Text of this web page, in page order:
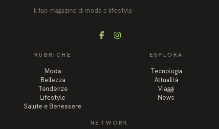
Il tuo magazine di moda e lifestyle
FacebookInstagram
RUBRICHE
Moda
Bellezza
Tendenze
Lifestyle
Salute e Benessere
ESPLORA
Tecnologia
Attualità
Viaggi
News
NETWORK